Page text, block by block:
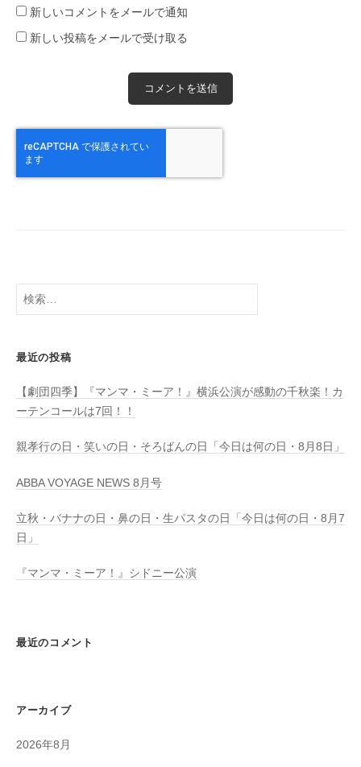
新しいコメントをメールで通知
新しい投稿をメールで受け取る
検
最近の投稿
【劇団四季】『マンマ・ミーア！』横浜公演が感動の千秋楽！カ
ーテンコールは7回！！
親孝行の日・笑いの日・そろばんの日「今日は何の日・8月8日」
ABBA VOYAGE NEWS 8月号
立秋・バナナの日・鼻の日・生パスタの日「今日は何の日・8月7
日」
『マンマ・ミーア！』シドニー公演
最近のコメント
アーカイブ
2026年8月